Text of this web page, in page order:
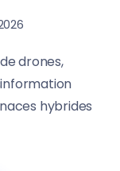
drones,
hybrides